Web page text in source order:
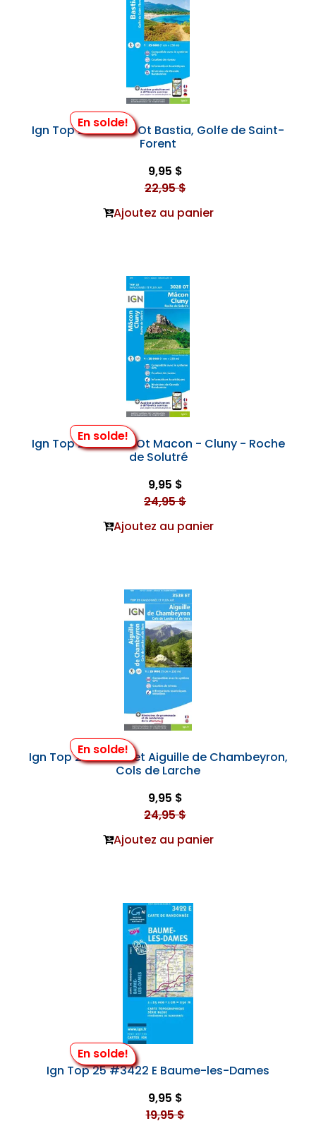
En solde!
Ign Top 25 #4348 Ot Bastia, Golfe de Saint-
Forent
9,95 $
22,95 $
Ajoutez au panier
En solde!
Ign Top 25 #3028 Ot Macon - Cluny - Roche
de Solutré
9,95 $
24,95 $
Ajoutez au panier
En solde!
Ign Top 25 #3538 et Aiguille de Chambeyron,
Cols de Larche
9,95 $
24,95 $
Ajoutez au panier
En solde!
Ign Top 25 #3422 E Baume-les-Dames
9,95 $
19,95 $